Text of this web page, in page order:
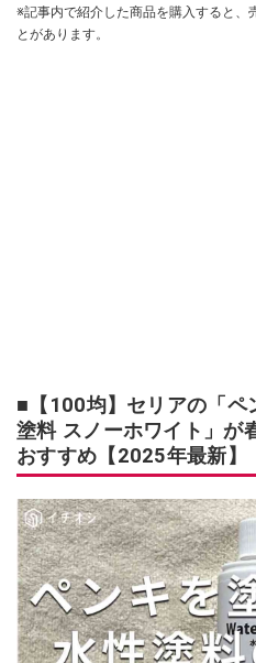
※記事内で紹介した商品を購入すると、
とがあります。
■【100均】セリアの「ペ
塗料 スノーホワイト」が
おすすめ【2025年最新】